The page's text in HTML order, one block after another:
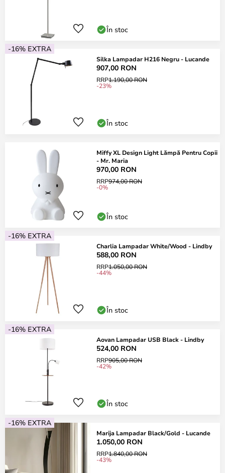
În stoc
-16% EXTRA
Silka Lampadar H216 Negru - Lucande
907,00 RON
RRP1.190,00 RON
-23%
În stoc
Miffy XL Design Light Lămpă Pentru Copii
- Mr. Maria
970,00 RON
RRP974,00 RON
-0%
În stoc
-16% EXTRA
Charlia Lampadar White/Wood - Lindby
588,00 RON
RRP1.050,00 RON
-44%
În stoc
-16% EXTRA
Aovan Lampadar USB Black - Lindby
524,00 RON
RRP905,00 RON
-42%
În stoc
-16% EXTRA
Marija Lampadar Black/Gold - Lucande
1.050,00 RON
RRP1.840,00 RON
-43%